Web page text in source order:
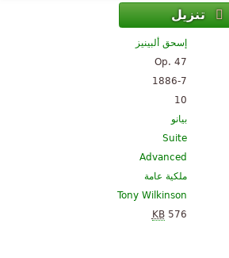
تنزيل
إسحق ألبينيز
Op. 47
1886-7
10
بيانو
Suite
Advanced
ملكية عامة
Tony Wilkinson
576
KB